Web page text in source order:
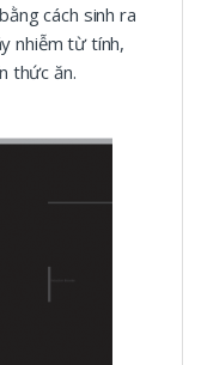
cách sinh ra
nhiễm từ tính,
thức ăn.